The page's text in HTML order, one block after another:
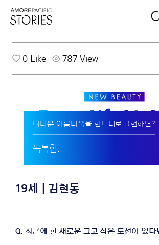
0 Like 787 View
나다운 아름다움을 한마디로 표현하면?
독특함.
19세 | 김현동